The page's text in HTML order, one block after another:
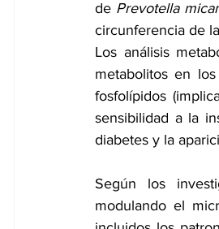
de Prevotella
circunferencia de
Los análisis
metabolitos en
fosfolípidos
sensibilidad a la
diabetes y la
Según los
modulando el